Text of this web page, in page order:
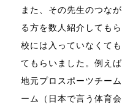
また、その先生のつな
る方を数人紹介しても
校には入っていなくて
てもらいました。例え
地元プロスポーツチー
ーム（日本で言う体育